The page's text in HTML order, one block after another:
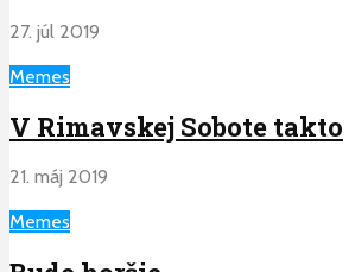
27. júl 2019
Memes
V Rimavskej Sobote takto
21. máj 2019
Memes